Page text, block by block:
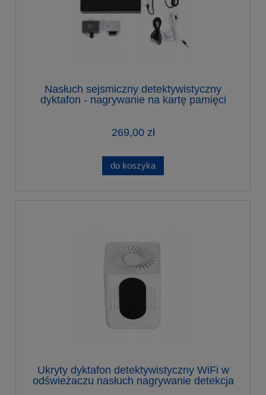
Nasłuch sejsmiczny detektywistyczny
dyktafon - nagrywanie na kartę pamięci
269,00 zł
do koszyka
Ukryty dyktafon detektywistyczny WiFi w
odświeżaczu nasłuch nagrywanie detekcja